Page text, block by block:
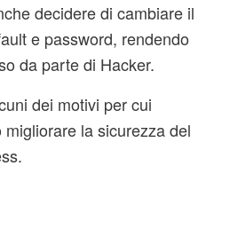
decidere di cambiare il
e password, rendendo
da parte di Hacker.
dei motivi per cui
la sicurezza del